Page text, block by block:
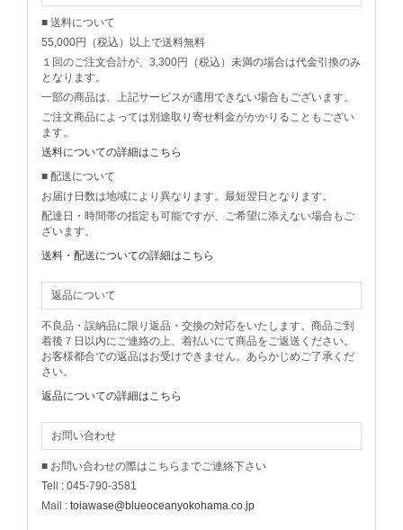
■ 送料について
55,000円（税込）以上で送料無料
１回のご注文合計が、3,300円（税込）未満の場合は代金引換のみ
となります。
一部の商品は、上記サービスが適用できない場合もございます。
ご注文商品によっては別途取り寄せ料金がかかりることもござい
ます。
送料についての詳細はこちら
■ 配送について
お届け日数は地域により異なります。最短翌日となります。
配達日・時間帯の指定も可能ですが、ご希望に添えない場合もご
ざいます。
送料・配送についての詳細はこちら
返品について
不良品・誤納品に限り返品・交換の対応をいたします。商品ご到
着後７日以内にご連絡の上、着払いにて商品をご返送ください。
お客様都合での返品はお受けできません。あらかじめご了承くだ
さい。
返品についての詳細はこちら
お問い合わせ
■ お問い合わせの際はこちらまでご連絡下さい
Tell : 045-790-3581
Mail : toiawase@blueoceanyokohama.co.jp